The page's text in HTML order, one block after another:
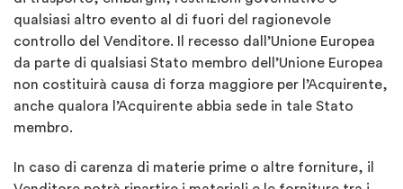
qualsiasi altro evento al di fuori del ragionevole
controllo del Venditore. Il recesso dall’Unione Europea
da parte di qualsiasi Stato membro dell’Unione Europea
non costituirà causa di forza maggiore per l’Acquirente,
anche qualora l’Acquirente abbia sede in tale Stato
membro.
In caso di carenza di materie prime o altre forniture, il